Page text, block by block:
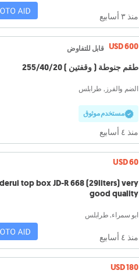
منذ ٣ أسابيع
USD 600 قابل للتفاوض
طقم جنوطة ( وقفتين ) 255/40/20
الضم والفرز, طرابلس
مستخدم موثوق
منذ ٤ أسابيع
USD 60
top box JD-R 668 (29liters) very
good quality
ابو سمراء, طرابلس
منذ ٤ أسابيع
USD 180